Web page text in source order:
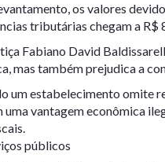
os valores
tributárias chegam a R$
Fabiano David
mas também prejudica a
um estabelecimento
uma vantagem econômica
públicos